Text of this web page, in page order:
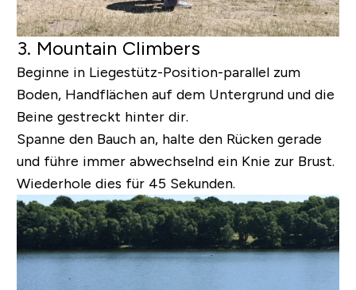
3. Mountain Climbers
Beginne in Liegestütz-Position-parallel zum
Boden, Handflächen auf dem Untergrund und die
Beine gestreckt hinter dir.
Spanne den Bauch an, halte den Rücken gerade
und führe immer abwechselnd ein Knie zur Brust.
Wiederhole dies für 45 Sekunden.